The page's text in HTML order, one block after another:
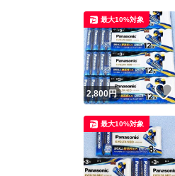
2,800円
最大10%対象
最大10%対象